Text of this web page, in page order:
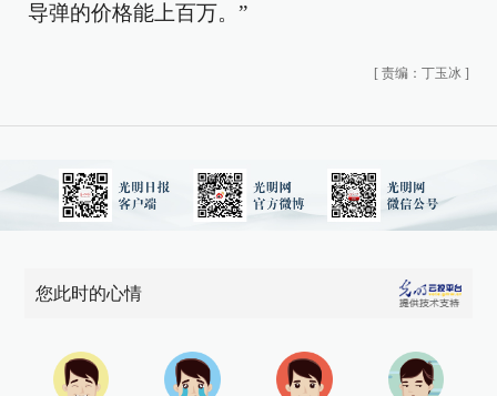
导弹的价格能上百万。”
[ 责编：丁玉冰 ]
您此时的心情